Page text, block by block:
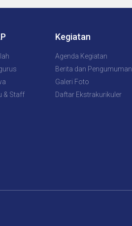
& Staff
Kegiatan
Agenda Kegiatan
Berita dan Pengumuman
Galeri Foto
Daftar Ekstrakurikuler